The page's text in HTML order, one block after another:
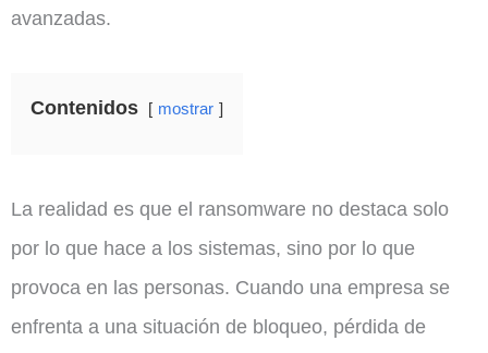
avanzadas.
Contenidos mostrar
La realidad es que el ransomware no destaca solo
por lo que hace a los sistemas, sino por lo que
provoca en las personas. Cuando una empresa se
enfrenta a una situación de bloqueo, pérdida de